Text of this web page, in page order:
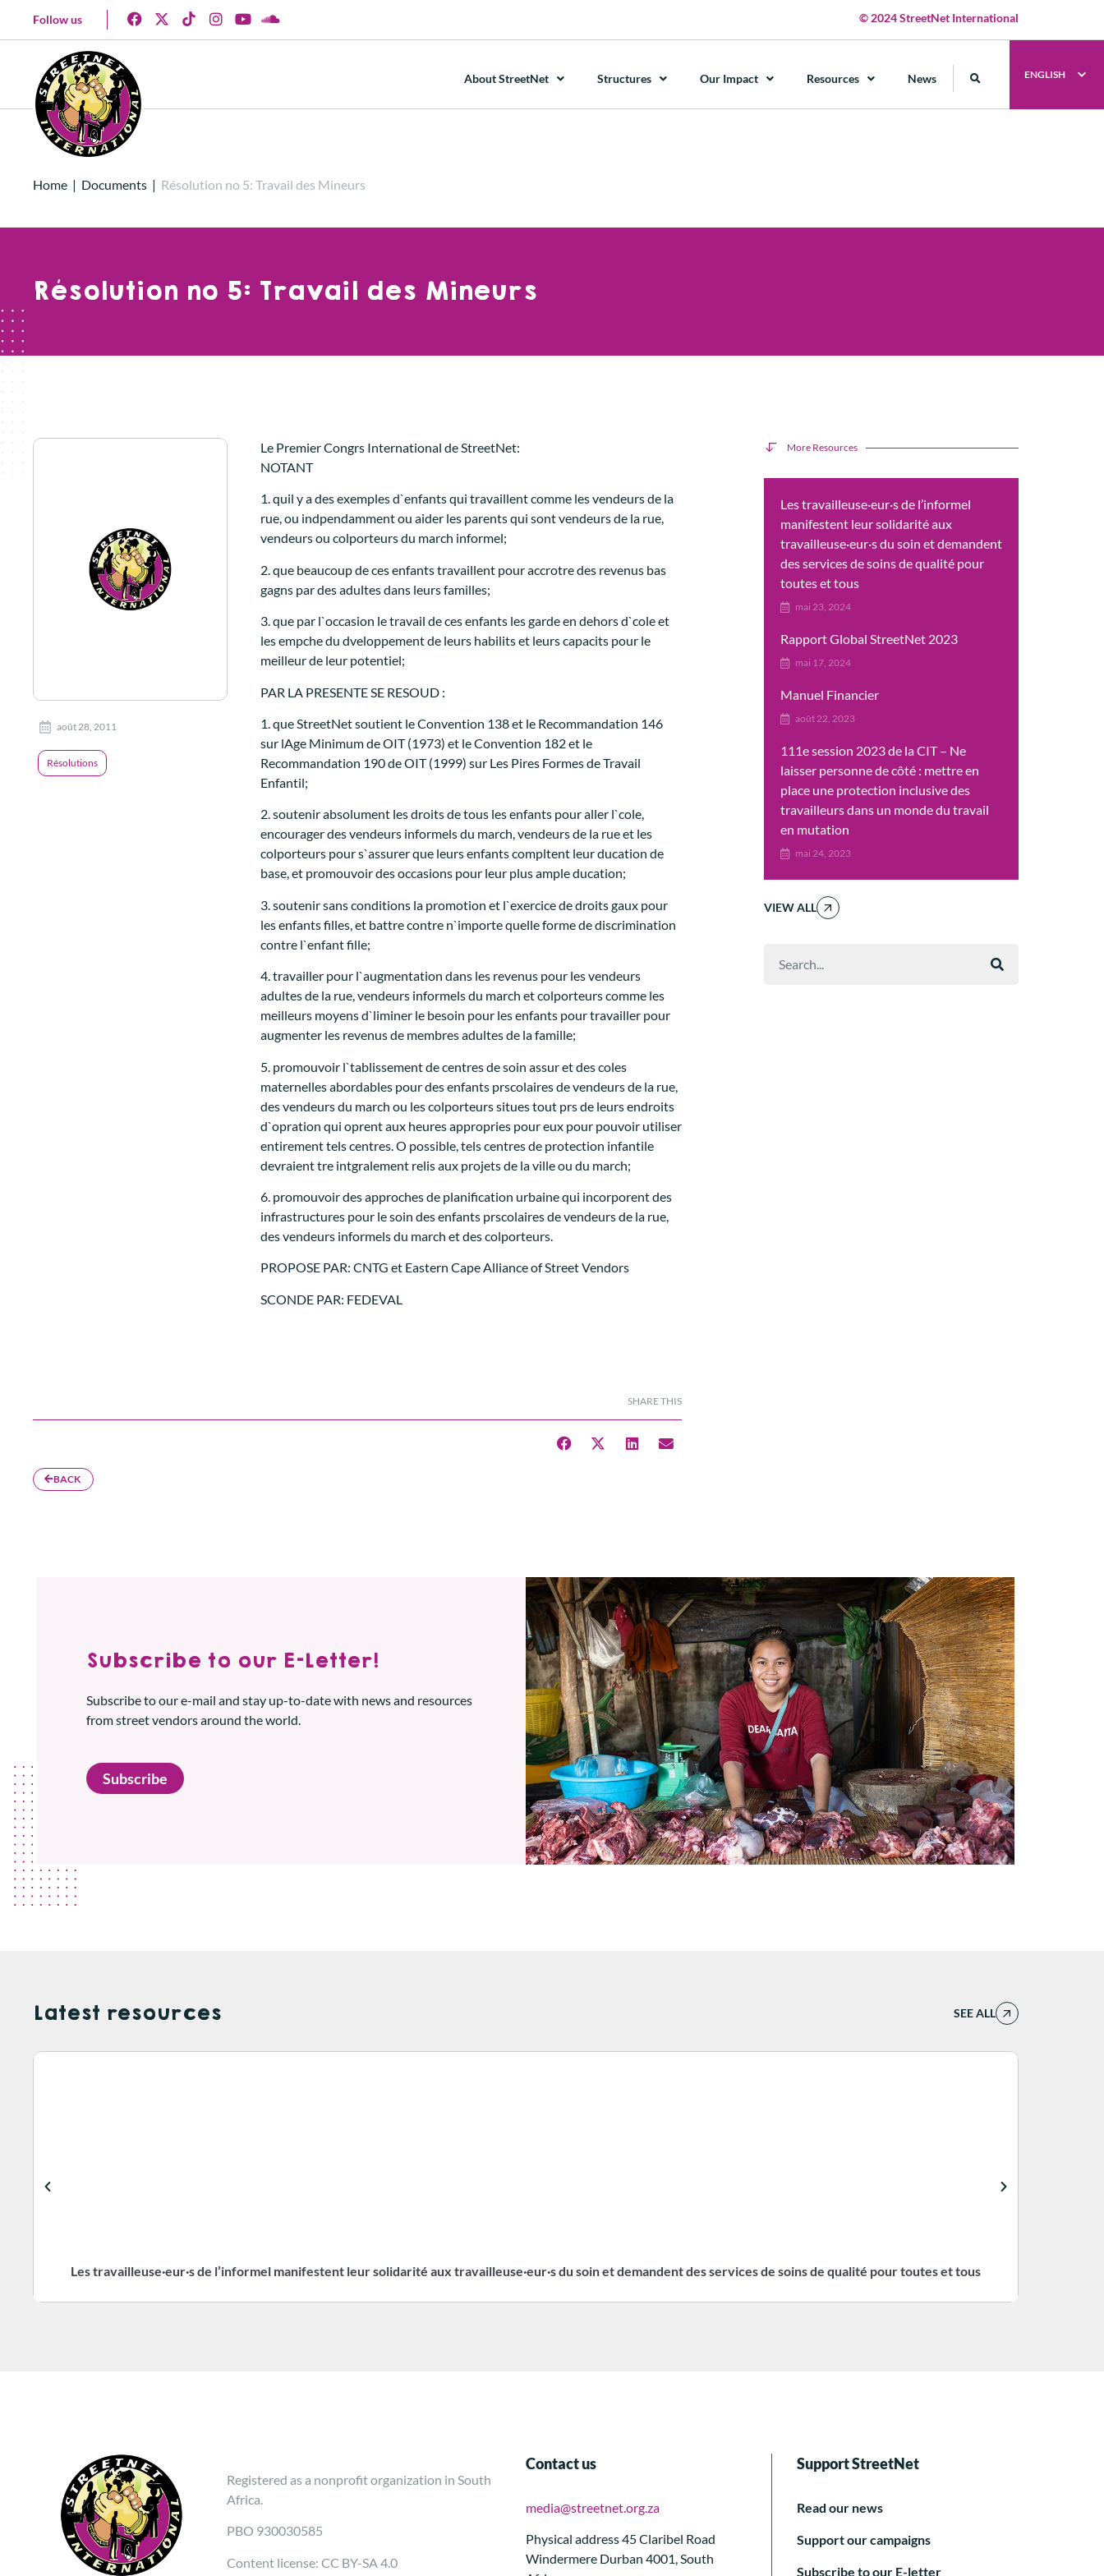
Follow us © 2024 StreetNet International
About StreetNet Structures Our Impact Resources News ENGLISH
Home | Documents | Résolution no 5: Travail des Mineurs
Résolution no 5: Travail des Mineurs
août 28, 2011
Résolutions
Le Premier Congrs International de StreetNet:
NOTANT
1. quil y a des exemples d`enfants qui travaillent comme les vendeurs de la
rue, ou indpendamment ou aider les parents qui sont vendeurs de la rue,
vendeurs ou colporteurs du march informel;
2. que beaucoup de ces enfants travaillent pour accrotre des revenus bas
gagns par des adultes dans leurs familles;
3. que par l`occasion le travail de ces enfants les garde en dehors d`cole et
les empche du dveloppement de leurs habilits et leurs capacits pour le
meilleur de leur potentiel;
PAR LA PRESENTE SE RESOUD :
1. que StreetNet soutient le Convention 138 et le Recommandation 146
sur lAge Minimum de OIT (1973) et le Convention 182 et le
Recommandation 190 de OIT (1999) sur Les Pires Formes de Travail
Enfantil;
2. soutenir absolument les droits de tous les enfants pour aller l`cole,
encourager des vendeurs informels du march, vendeurs de la rue et les
colporteurs pour s`assurer que leurs enfants compltent leur ducation de
base, et promouvoir des occasions pour leur plus ample ducation;
3. soutenir sans conditions la promotion et l`exercice de droits gaux pour
les enfants filles, et battre contre n`importe quelle forme de discrimination
contre l`enfant fille;
4. travailler pour l`augmentation dans les revenus pour les vendeurs
adultes de la rue, vendeurs informels du march et colporteurs comme les
meilleurs moyens d`liminer le besoin pour les enfants pour travailler pour
augmenter les revenus de membres adultes de la famille;
5. promouvoir l`tablissement de centres de soin assur et des coles
maternelles abordables pour des enfants prscolaires de vendeurs de la rue,
des vendeurs du march ou les colporteurs situes tout prs de leurs endroits
d`opration qui oprent aux heures appropries pour eux pour pouvoir utiliser
entirement tels centres. O possible, tels centres de protection infantile
devraient tre intgralement relis aux projets de la ville ou du march;
6. promouvoir des approches de planification urbaine qui incorporent des
infrastructures pour le soin des enfants prscolaires de vendeurs de la rue,
des vendeurs informels du march et des colporteurs.
PROPOSE PAR: CNTG et Eastern Cape Alliance of Street Vendors
SCONDE PAR: FEDEVAL
SHARE THIS
BACK
More Resources
Les travailleuse·eur·s de l’informel
manifestent leur solidarité aux
travailleuse·eur·s du soin et demandent
des services de soins de qualité pour
toutes et tous
mai 23, 2024
Rapport Global StreetNet 2023
mai 17, 2024
Manuel Financier
août 22, 2023
111e session 2023 de la CIT – Ne
laisser personne de côté : mettre en
place une protection inclusive des
travailleurs dans un monde du travail
en mutation
mai 24, 2023
VIEW ALL
Subscribe to our E-Letter!
Subscribe to our e-mail and stay up-to-date with news and resources
from street vendors around the world.
Subscribe
Latest resources SEE ALL
Les travailleuse·eur·s de l’informel manifestent leur solidarité aux travailleuse·eur·s du soin et demandent des services de soins de qualité pour toutes et tous
Registered as a nonprofit organization in South
Africa.
PBO 930030585
Content license: CC BY-SA 4.0
Contact us
media@streetnet.org.za
Physical address 45 Claribel Road
Windermere Durban 4001, South
Support StreetNet
Read our news
Support our campaigns
Subscribe to our E-letter